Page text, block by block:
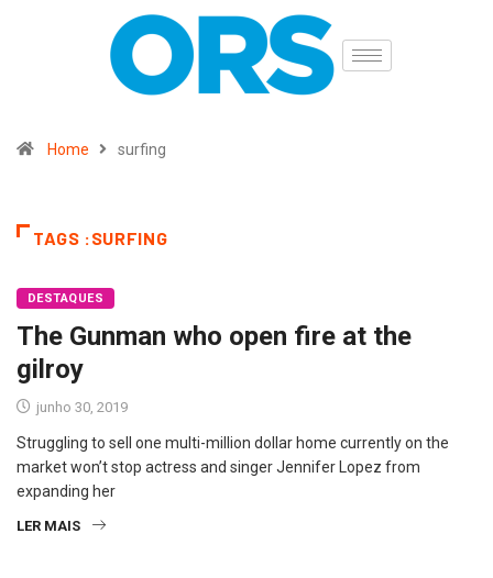
Home surfing
TAGS :SURFING
DESTAQUES
The Gunman who open fire at the
gilroy
junho 30, 2019
Struggling to sell one multi-million dollar home currently on the
market won’t stop actress and singer Jennifer Lopez from
expanding her
LER MAIS